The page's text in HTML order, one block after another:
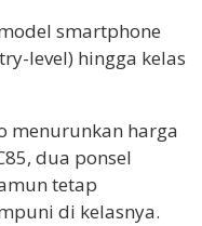
smartphone
level) hingga kelas
menurunkan harga
dua ponsel
tetap
di kelasnya.